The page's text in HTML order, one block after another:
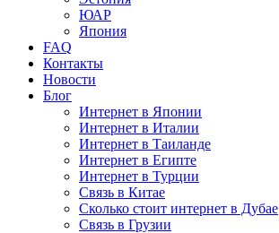
ЮАР
Япония
FAQ
Контакты
Новости
Блог
Интернет в Японии
Интернет в Италии
Интернет в Таиланде
Интернет в Египте
Интернет в Турции
Связь в Китае
Сколько стоит интернет в Дубае
Связь в Грузии